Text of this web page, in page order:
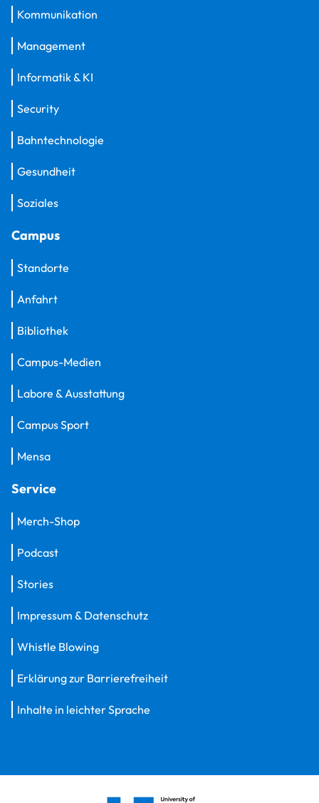
Kommunikation
Management
Informatik & KI
Security
Bahntechnologie
Gesundheit
Soziales
Campus
Standorte
Anfahrt
Bibliothek
Campus-Medien
Labore & Ausstattung
Campus Sport
Mensa
Service
Merch-Shop
Podcast
Stories
Impressum & Datenschutz
Whistle Blowing
Erklärung zur Barrierefreiheit
Inhalte in leichter Sprache